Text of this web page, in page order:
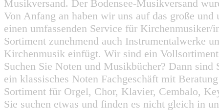
Musikversand. Der Bodensee-Musikversand
Von Anfang an haben wir uns auf das große
einen umfassenden Service für
Sortiment zunehmend auch Instrumentalwerke
Kirchenmusik einfügt. Wir sind ein
Suchen Sie Noten und Musikbücher? Dann
ein klassisches Noten Fachgeschäft mit
Sortiment für Orgel, Chor, Klavier, Cembalo,
Sie suchen etwas und finden es nicht gleich in